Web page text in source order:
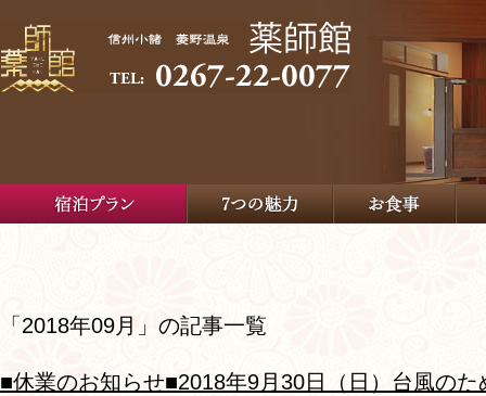
「2018年09月」の記事一覧
■休業のお知らせ■2018年9月30日（日）台風の